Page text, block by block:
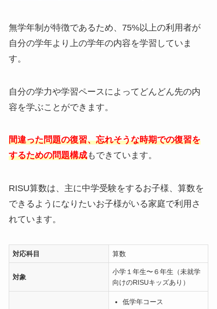
無学年制が特徴であるため、75%以上の利用者が
自分の学年より上の学年の内容を学習していま
す。
自分の学力や学習ペースによってどんどん先の内
容を学ぶことができます。
間違った問題の復習、忘れそうな時期での復習を
するための問題構成もできています。
RISU算数は、主に中学受験をするお子様、算数を
できるようになりたいお子様がいる家庭で利用さ
れています。
対応科目 算数
対象
小学１年生〜６年生（未就学
向けのRISUキッズあり）
低学年コース